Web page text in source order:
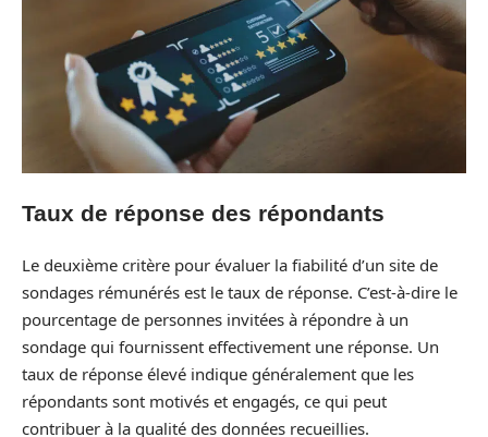
Taux de réponse des répondants
Le deuxième critère pour évaluer la fiabilité d’un site de
sondages rémunérés est le taux de réponse. C’est-à-dire le
pourcentage de personnes invitées à répondre à un
sondage qui fournissent effectivement une réponse. Un
taux de réponse élevé indique généralement que les
répondants sont motivés et engagés, ce qui peut
contribuer à la qualité des données recueillies.